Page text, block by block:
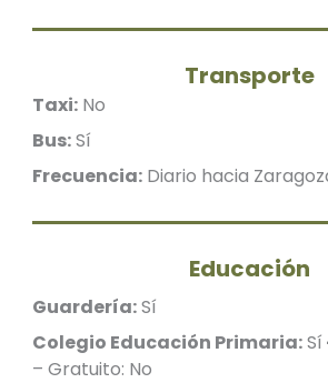
Transporte
Taxi: No
Bus:Sí
Frecuencia: Diario hacia
Educación
Guardería:Sí
Colegio Educación Primaria:Sí
– Gratuito: No